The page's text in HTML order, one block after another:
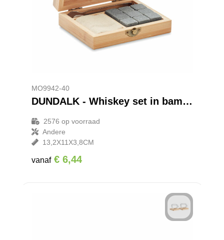
MO9942-40
DUNDALK - Whiskey set in bamboe box
2576 op voorraad
Andere
13,2X11X3,8CM
vanaf € 6,44